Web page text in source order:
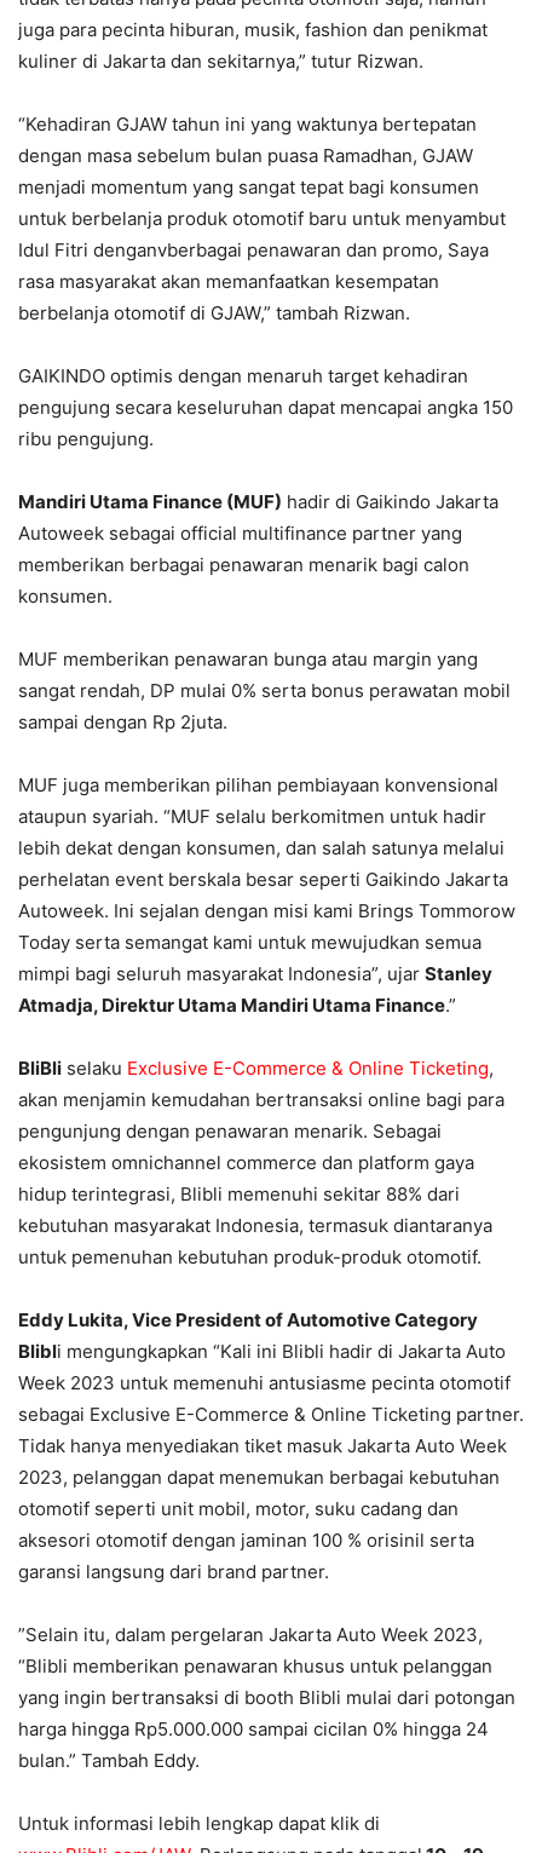
juga para pecinta hiburan, musik, fashion dan penikmat
kuliner di Jakarta dan sekitarnya,” tutur Rizwan.
“Kehadiran GJAW tahun ini yang waktunya bertepatan
dengan masa sebelum bulan puasa Ramadhan, GJAW
menjadi momentum yang sangat tepat bagi konsumen
untuk berbelanja produk otomotif baru untuk menyambut
Idul Fitri denganvberbagai penawaran dan promo, Saya
rasa masyarakat akan memanfaatkan kesempatan
berbelanja otomotif di GJAW,” tambah Rizwan.
GAIKINDO optimis dengan menaruh target kehadiran
pengujung secara keseluruhan dapat mencapai angka 150
ribu pengujung.
Mandiri Utama Finance (MUF) hadir di Gaikindo Jakarta
Autoweek sebagai official multifinance partner yang
memberikan berbagai penawaran menarik bagi calon
konsumen.
MUF memberikan penawaran bunga atau margin yang
sangat rendah, DP mulai 0% serta bonus perawatan mobil
sampai dengan Rp 2juta.
MUF juga memberikan pilihan pembiayaan konvensional
ataupun syariah. “MUF selalu berkomitmen untuk hadir
lebih dekat dengan konsumen, dan salah satunya melalui
perhelatan event berskala besar seperti Gaikindo Jakarta
Autoweek. Ini sejalan dengan misi kami Brings Tommorow
Today serta semangat kami untuk mewujudkan semua
mimpi bagi seluruh masyarakat Indonesia”, ujar Stanley
Atmadja, Direktur Utama Mandiri Utama Finance.”
BliBli selaku Exclusive E-Commerce & Online Ticketing,
akan menjamin kemudahan bertransaksi online bagi para
pengunjung dengan penawaran menarik. Sebagai
ekosistem omnichannel commerce dan platform gaya
hidup terintegrasi, Blibli memenuhi sekitar 88% dari
kebutuhan masyarakat Indonesia, termasuk diantaranya
untuk pemenuhan kebutuhan produk-produk otomotif.
Eddy Lukita, Vice President of Automotive Category
Blibli mengungkapkan “Kali ini Blibli hadir di Jakarta Auto
Week 2023 untuk memenuhi antusiasme pecinta otomotif
sebagai Exclusive E-Commerce & Online Ticketing partner.
Tidak hanya menyediakan tiket masuk Jakarta Auto Week
2023, pelanggan dapat menemukan berbagai kebutuhan
otomotif seperti unit mobil, motor, suku cadang dan
aksesori otomotif dengan jaminan 100 % orisinil serta
garansi langsung dari brand partner.
”Selain itu, dalam pergelaran Jakarta Auto Week 2023,
“Blibli memberikan penawaran khusus untuk pelanggan
yang ingin bertransaksi di booth Blibli mulai dari potongan
harga hingga Rp5.000.000 sampai cicilan 0% hingga 24
bulan.” Tambah Eddy.
Untuk informasi lebih lengkap dapat klik di